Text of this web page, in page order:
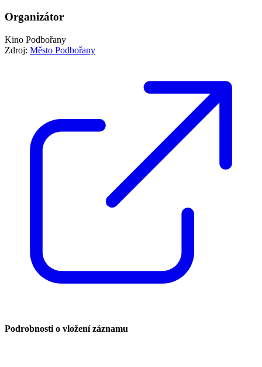
Organizátor
Kino Podbořany
Zdroj: Město Podbořany
Podrobnosti o vložení záznamu